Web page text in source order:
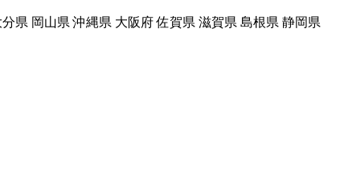
県 岡山県 沖縄県 大阪府 佐賀県 滋賀県 島根県 静岡県